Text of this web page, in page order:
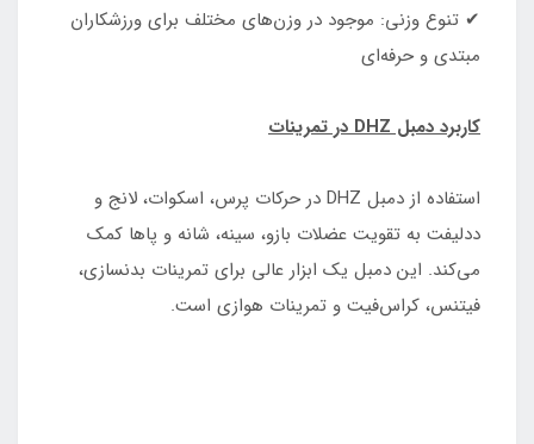
✔ تنوع وزنی: موجود در وزن‌های مختلف برای ورزشکاران
مبتدی و حرفه‌ای
کاربرد دمبل DHZ در تمرینات
استفاده از دمبل DHZ در حرکات پرس، اسکوات، لانج و
ددلیفت به تقویت عضلات بازو، سینه، شانه و پاها کمک
می‌کند. این دمبل یک ابزار عالی برای تمرینات بدنسازی،
فیتنس، کراس‌فیت و تمرینات هوازی است.